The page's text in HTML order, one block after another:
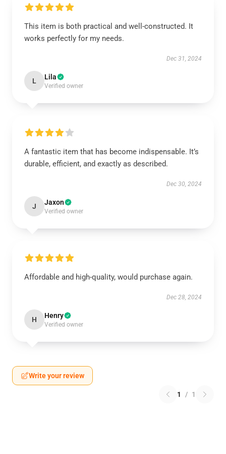
This item is both practical and well-constructed. It
works perfectly for my needs.
Dec 31, 2024
L Lila
Verified owner
A fantastic item that has become indispensable. It’s
durable, efficient, and exactly as described.
Dec 30, 2024
J Jaxon
Verified owner
Affordable and high-quality, would purchase again.
Dec 28, 2024
H Henry
Verified owner
Write your review
1 / 1